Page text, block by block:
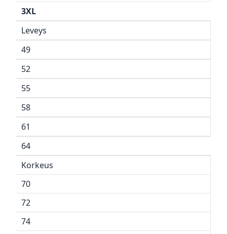
3XL
Leveys
49
52
55
58
61
64
Korkeus
70
72
74